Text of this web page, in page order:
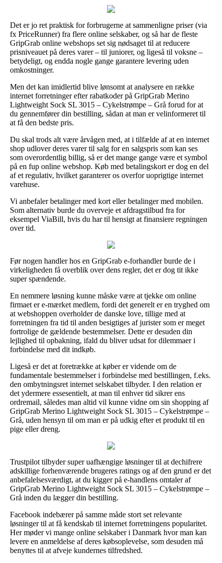
Det er jo ret praktisk for forbrugerne at sammenligne priser (via
fx PriceRunner) fra flere online selskaber, og så har de fleste
GripGrab online webshops set sig nødsaget til at reducere
prisniveauet på deres varer – til juniorer, og ligeså til voksne –
betydeligt, og endda nogle gange garantere levering uden
omkostninger.
Men det kan imidlertid blive lønsomt at analysere en række
internet forretninger efter rabatkoder på GripGrab Merino
Lightweight Sock SL 3015 – Cykelstrømpe – Grå forud for at
du gennemfører din bestilling, sådan at man er velinformeret til
at få den bedste pris.
Du skal trods alt være årvågen med, at i tilfælde af at en internet
shop udlover deres varer til salg for en salgspris som kan ses
som overordentlig billig, så er det mange gange være et symbol
på en fup online webshop. Køb med betalingskort er dog en del
af et regulativ, hvilket garanterer os overfor uoprigtige internet
varehuse.
Vi anbefaler betalinger med kort eller betalinger med mobilen.
Som alternativ burde du overveje et afdragstilbud fra for
eksempel ViaBill, hvis du har til hensigt at finansiere regningen
over tid.
Før nogen handler hos en GripGrab e-forhandler burde de i
virkeligheden få overblik over dens regler, det er dog tit ikke
super spændende.
En nemmere løsning kunne måske være at tjekke om online
firmaet er e-mærket medlem, fordi det generelt er en tryghed om
at webshoppen overholder de danske love, tillige med at
forretningen fra tid til anden besigtiges af jurister som er meget
fortrolige de gældende bestemmelser. Dette er desuden din
lejlighed til opbakning, ifald du bliver udsat for dilemmaer i
forbindelse med dit indkøb.
Ligeså er det at foretrække at køber er vidende om de
fundamentale bestemmelser i forbindelse med bestillingen, f.eks.
den ombytningsret internet selskabet tilbyder. I den relation er
det ydermere essesentielt, at man til enhver tid sikrer ens
ordremail, således man altid vil kunne vidne om sin shopping af
GripGrab Merino Lightweight Sock SL 3015 – Cykelstrømpe –
Grå, uden hensyn til om man er på udkig efter et produkt til en
pige eller dreng.
Trustpilot tilbyder super uafhængige løsninger til at dechifrere
adskillige forhenværende brugeres ratings og af den grund er det
anbefalelsesværdigt, at du kigger på e-handlens omtaler af
GripGrab Merino Lightweight Sock SL 3015 – Cykelstrømpe –
Grå inden du lægger din bestilling.
Facebook indebærer på samme måde stort set relevante
løsninger til at få kendskab til internet forretningens popularitet.
Her møder vi mange online selskaber i Danmark hvor man kan
levere en anmeldelse af deres købsoplevelse, som desuden må
benyttes til at afveje kundernes tilfredshed.